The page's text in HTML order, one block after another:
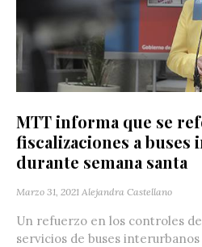
MTT informa que se
fiscalizaciones a buses
durante semana santa
Marzo 31, 2021 Alejandra Castellano
Un refuerzo en los controles
servicios de buses